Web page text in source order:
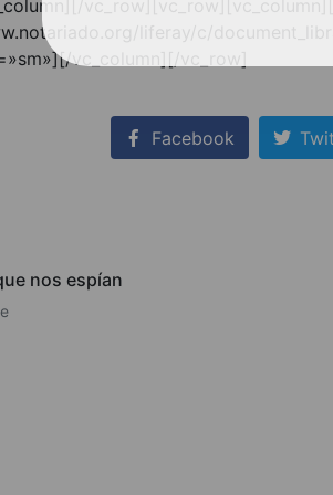
liferay/c/
vc_column][/vc_row]
Facebook
nos espían